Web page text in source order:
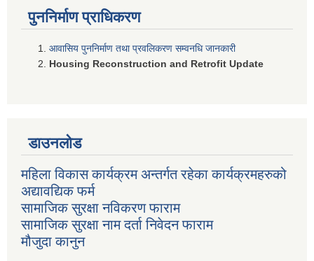
पुननिर्माण प्राधिकरण
आवासिय पुननिर्माण तथा प्रवलिकरण सम्वनधि जानकारी
Housing Reconstruction and Retrofit Update
डाउनलोड
महिला विकास कार्यक्रम अन्तर्गत रहेका कार्यक्रमहरुको
अद्यावद्यिक फर्म
सामाजिक सुरक्षा नविकरण फाराम
सामाजिक सुरक्षा नाम दर्ता निवेदन फाराम
मौजुदा कानुन